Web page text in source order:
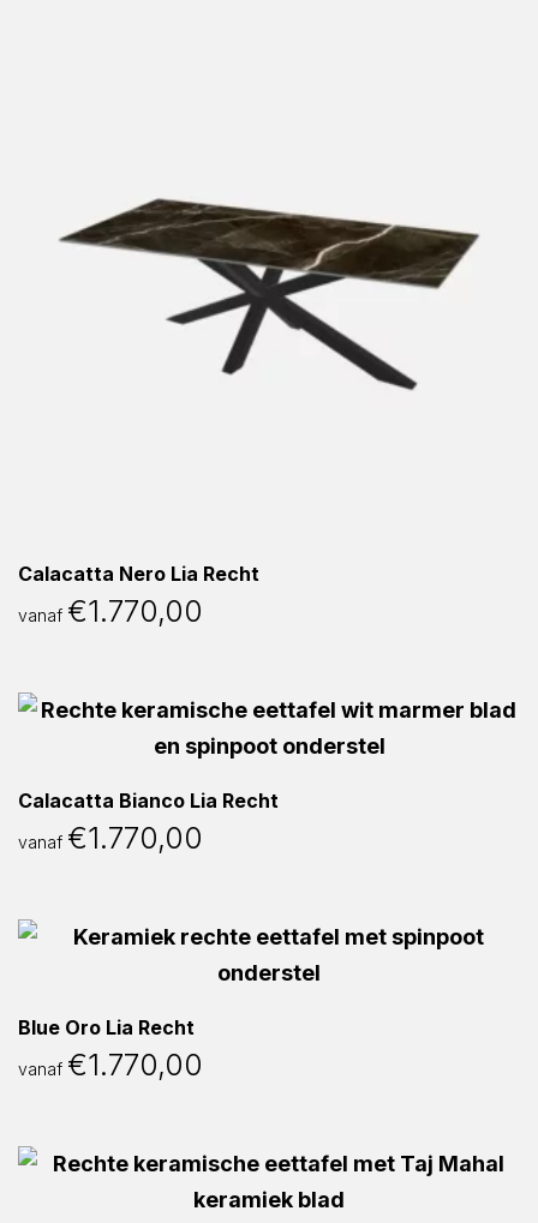
Calacatta Nero Lia Recht
vanaf €1.770,00
Calacatta Bianco Lia Recht
vanaf €1.770,00
Blue Oro Lia Recht
vanaf €1.770,00